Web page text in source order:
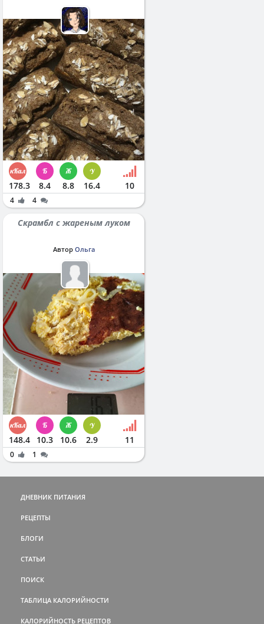
178.3 8.4 8.8 16.4 10
4 4
Скрамбл с жареным луком
Автор Ольга
148.4 10.3 10.6 2.9 11
0 1
ДНЕВНИК ПИТАНИЯ
РЕЦЕПТЫ
БЛОГИ
СТАТЬИ
ПОИСК
ТАБЛИЦА КАЛОРИЙНОСТИ
КАЛОРИЙНОСТЬ РЕЦЕПТОВ